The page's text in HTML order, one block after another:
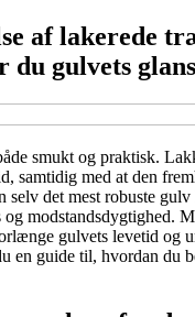
af lakerede
du gulvets glans
smukt og praktisk.
samtidig med at den
selv det mest robuste
modstandsdygtighed.
gulvets levetid og
en guide til, hvordan du